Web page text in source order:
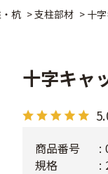
杭 >支柱部材 > 十
十字キャ
商品番号
規格